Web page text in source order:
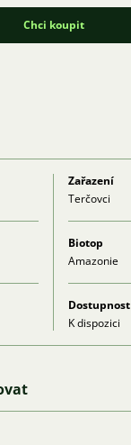
Chci koupit
Zařazení
Terčovci
Biotop
Amazonie
Dostupnost
K dispozici